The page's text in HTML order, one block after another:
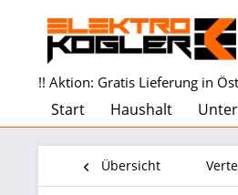
!! Aktion: Gratis Lieferung in
Start Haushalt
Übersicht